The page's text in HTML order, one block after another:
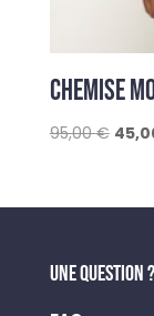
CHEMISE
95,00€ Le
était
UNE QUESTION ?